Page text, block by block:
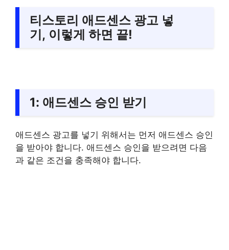
티스토리 애드센스 광고 넣
기, 이렇게 하면 끝!
1: 애드센스 승인 받기
애드센스 광고를 넣기 위해서는 먼저 애드센스 승인
을 받아야 합니다. 애드센스 승인을 받으려면 다음
과 같은 조건을 충족해야 합니다.